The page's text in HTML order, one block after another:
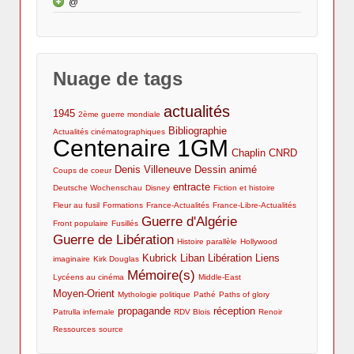
Cinéma et 1GM : bibliographie
@
Nuage de tags
1945 2ème guerre mondiale actualités
Actualités cinématographiques Bibliographie
Centenaire 1GM Chaplin CNRD
Coups de coeur Denis Villeneuve Dessin animé
Deutsche Wochenschau Disney entracte Fiction et histoire
Fleur au fusil Formations France-Actualités France-Libre-Actualités
Front populaire Fusillés Guerre d'Algérie
Guerre de Libération Histoire parallèle Hollywood
imaginaire Kirk Douglas Kubrick Liban Libération Liens
Lycéens au cinéma Mémoire(s) Middle-East
Moyen-Orient Mythologie politique Pathé Paths of glory
Patrulla infernale propagande RDV Blois réception Renoir
Ressources source